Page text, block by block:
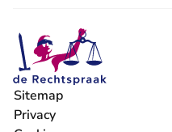
Sitemap
Privacy